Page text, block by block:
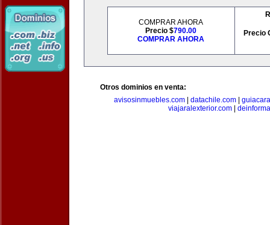
COMPRAR AHORA
Precio $790.00
COMPRAR AHORA
Precio
Otros dominios en venta:
avisosinmuebles.com
datachile.com
viajaralexterior.com|